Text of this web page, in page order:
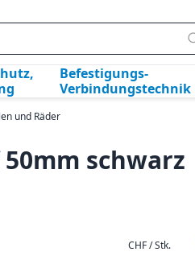
Befestigungs-
Verbindungstechnik
und Räder
schwarz
CHF / Stk.